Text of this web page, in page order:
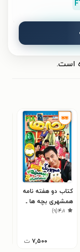
است.
کتاب دو هفته نامه
همشهری بچه ها ـ
۴٫۱(۹)
۷,۵۰۰ ت